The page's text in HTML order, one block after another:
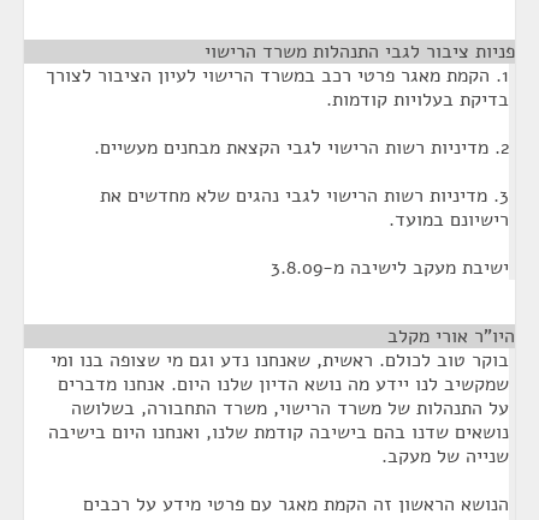
פניות ציבור לגבי התנהלות משרד הרישוי
1. הקמת מאגר פרטי רכב במשרד הרישוי לעיון הציבור לצורך
בדיקת בעלויות קודמות.
2. מדיניות רשות הרישוי לגבי הקצאת מבחנים מעשיים.
3. מדיניות רשות הרישוי לגבי נהגים שלא מחדשים את
רישיונם במועד.
ישיבת מעקב לישיבה מ-3.8.09
היו"ר אורי מקלב
בוקר טוב לכולם. ראשית, שאנחנו נדע וגם מי שצופה בנו ומי
שמקשיב לנו יידע מה נושא הדיון שלנו היום. אנחנו מדברים
על התנהלות של משרד הרישוי, משרד התחבורה, בשלושה
נושאים שדנו בהם בישיבה קודמת שלנו, ואנחנו היום בישיבה
שנייה של מעקב.
הנושא הראשון זה הקמת מאגר עם פרטי מידע על רכבים